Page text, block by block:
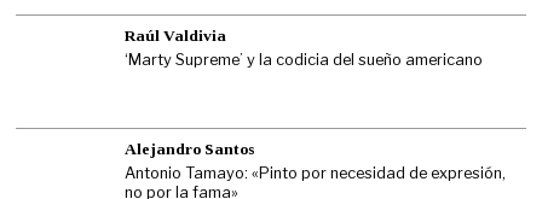
Raúl Valdivia
‘Marty Supreme’ y la codicia del sueño americano
Alejandro Santos
Antonio Tamayo: «Pinto por necesidad de expresión,
no por la fama»